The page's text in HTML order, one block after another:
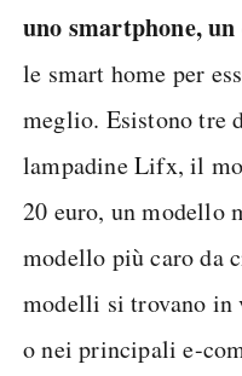
uno smartphone,
le smart home per
meglio. Esistono tre
lampadine Lifx, il
20 euro, un modello
modello più caro da
modelli si trovano in
o nei principali e-